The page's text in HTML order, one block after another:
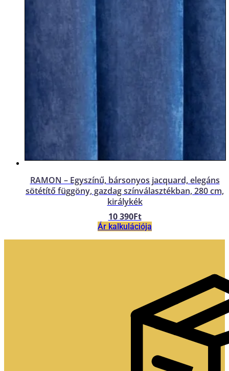
RAMON – Egyszínű, bársonyos jacquard, elegáns
sötétítő függöny, gazdag színválasztékban, 280 cm,
királykék
10 390Ft
Ár kalkulációja